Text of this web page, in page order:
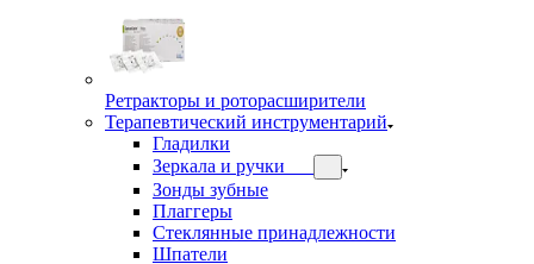
Ретракторы и роторасширители
Терапевтический инструментарий
Гладилки
Зеркала и ручки
Зонды зубные
Плаггеры
Стеклянные принадлежности
Шпатели